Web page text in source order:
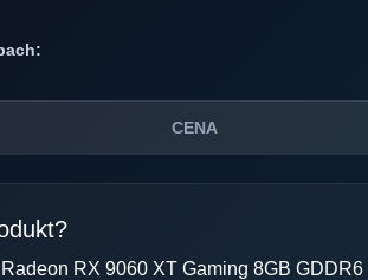
CENA
RX 9060 XT Gaming 8GB GDDR6